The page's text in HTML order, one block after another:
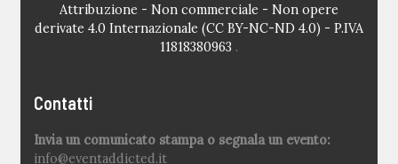
Attribuzione - Non commerciale - Non opere
derivate 4.0 Internazionale (CC BY-NC-ND 4.0) - P.IVA
11818380963 .
Contatti
Invia un comunicato stampa o segnala un evento:
info@eventaddicted.it